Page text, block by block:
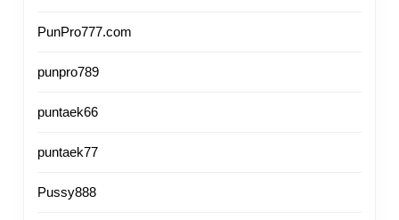
PunPro777.com
punpro789
puntaek66
puntaek77
Pussy888